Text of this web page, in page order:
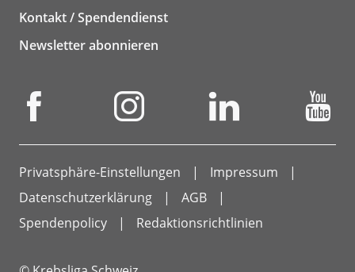
Kontakt / Spendendienst
Newsletter abonnieren
Privatsphäre-Einstellungen
Impressum
Datenschutzerklärung
AGB
Spendenpolicy
Redaktionsrichtlinien